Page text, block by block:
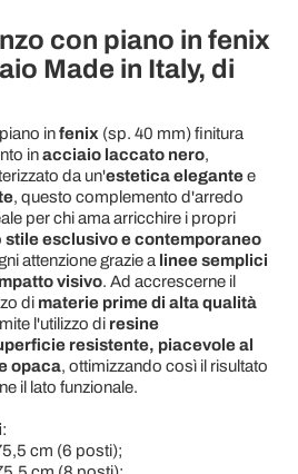
con piano in fenix
Made in Italy, di
infenix (sp. 40 mm) finitura
inacciaio laccato nero,
da un'estetica elegantee
, questo complemento d'arredo
per chi ama arricchire i propri
stile esclusivo e contemporaneo
attenzione grazie a linee semplici
visivo. Ad accrescerne il
dimaterie prime di alta qualità
l'utilizzo di resine
resistente, piacevole al
opaca, ottimizzando così il risultato
il lato funzionale.
:
cm (6 posti);